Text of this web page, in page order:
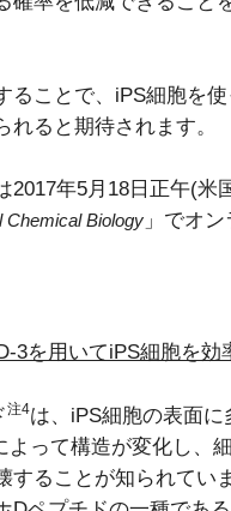
ことで、iPS細胞を使
れると期待されます。
年5月18日正午(米
Chemical Biology 」でオ
3を用いてiPS細胞を効
注4は、iPS細胞の表面に
よって構造が変化し、
することが知られてい